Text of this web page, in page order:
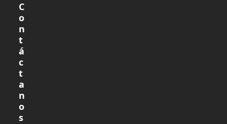
C
o
n
t
á
c
t
a
n
o
s